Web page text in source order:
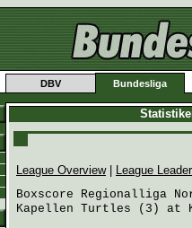
DBV Bundesliga
League Overview|
League
Boxscore Regionalliga
Kapellen Turtles (3) at